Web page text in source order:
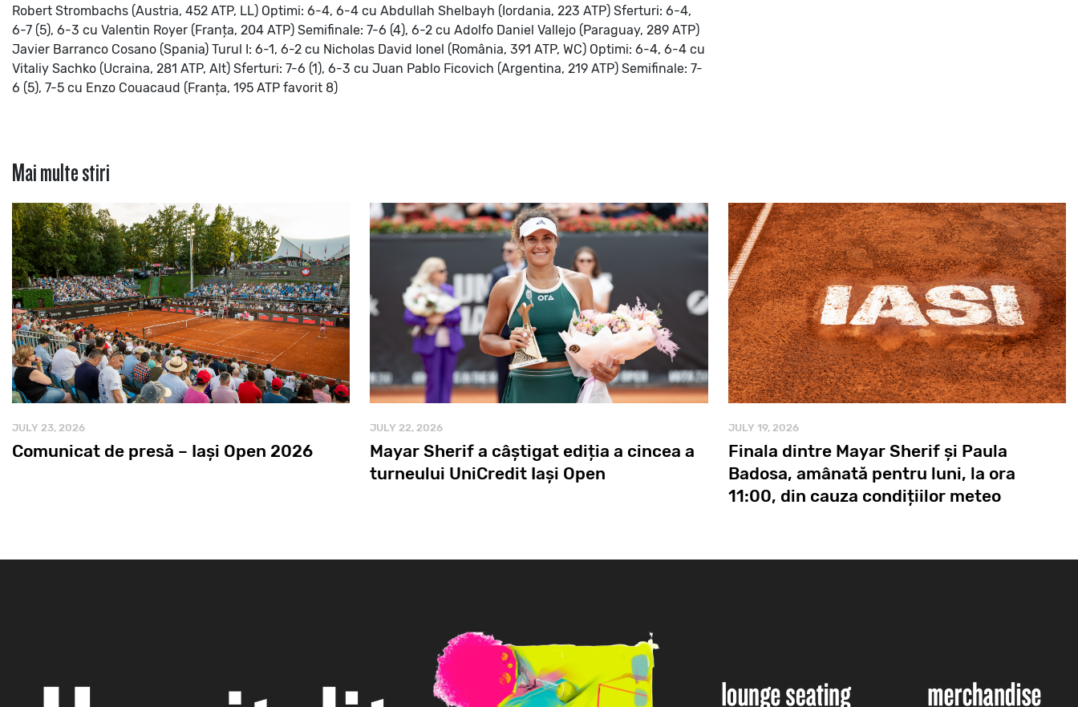
Robert Strombachs (Austria, 452 ATP, LL) Optimi: 6-4, 6-4 cu Abdullah Shelbayh (Iordania, 223 ATP) Sferturi: 6-4,
6-7 (5), 6-3 cu Valentin Royer (Franța, 204 ATP) Semifinale: 7-6 (4), 6-2 cu Adolfo Daniel Vallejo (Paraguay, 289 ATP)
Javier Barranco Cosano (Spania) Turul I: 6-1, 6-2 cu Nicholas David Ionel (România, 391 ATP, WC) Optimi: 6-4, 6-4 cu
Vitaliy Sachko (Ucraina, 281 ATP, Alt) Sferturi: 7-6 (1), 6-3 cu Juan Pablo Ficovich (Argentina, 219 ATP) Semifinale: 7-
6 (5), 7-5 cu Enzo Couacaud (Franța, 195 ATP favorit 8)
Mai multe stiri
JULY 23, 2026
Comunicat de presă – Iași Open 2026
JULY 22, 2026
Mayar Sherif a câștigat ediția a cincea a
turneului UniCredit Iași Open
JULY 19, 2026
Finala dintre Mayar Sherif și Paula
Badosa, amânată pentru luni, la ora
11:00, din cauza condițiilor meteo